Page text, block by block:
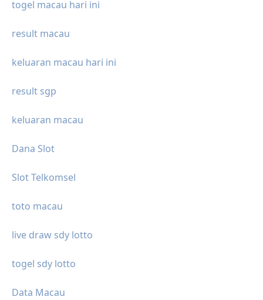
togel macau hari ini
result macau
keluaran macau hari ini
result sgp
keluaran macau
Dana Slot
Slot Telkomsel
toto macau
live draw sdy lotto
togel sdy lotto
Data Macau